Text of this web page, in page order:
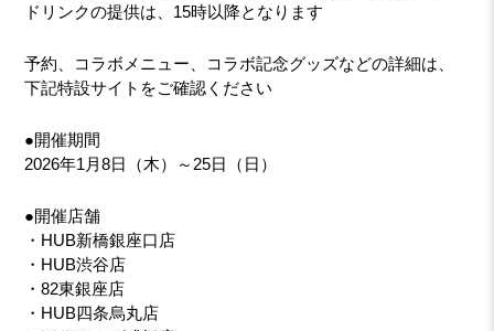
ドリンクの提供は、15時以降となります
予約、コラボメニュー、コラボ記念グッズなどの詳細は、
下記特設サイトをご確認ください
●開催期間
2026年1月8日（木）～25日（日）
●開催店舗
・HUB新橋銀座口店
・HUB渋谷店
・82東銀座店
・HUB四条烏丸店